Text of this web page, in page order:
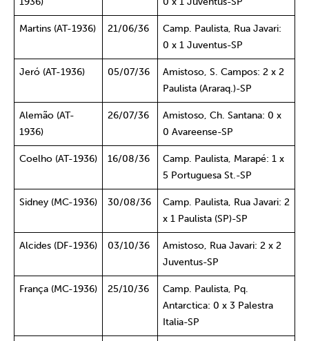
Martins (AT-1936) 21/06/36
Camp. Paulista, Rua Javari:
0 x 1 Juventus-SP
Jeró (AT-1936) 05/07/36
Amistoso, S. Campos: 2 x 2
Paulista (Araraq.)-SP
Alemão (AT-
1936)
26/07/36
Amistoso, Ch. Santana: 0 x
0 Avareense-SP
Coelho (AT-1936) 16/08/36
Camp. Paulista, Marapé: 1 x
5 Portuguesa St.-SP
Sidney (MC-1936) 30/08/36
Camp. Paulista, Rua Javari: 2
x 1 Paulista (SP)-SP
Alcides (DF-1936) 03/10/36
Amistoso, Rua Javari: 2 x 2
Juventus-SP
França (MC-1936) 25/10/36
Camp. Paulista, Pq.
Antarctica: 0 x 3 Palestra
Italia-SP